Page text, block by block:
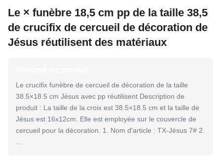
Le × funèbre 18,5 cm pp de la taille 38,5
de crucifix de cercueil de décoration de
Jésus réutilisent des matériaux
Le crucifix funèbre de cercueil de décoration de la taille
38.5×18.5 cm Jésus avec pp réutilisent Description de
produit : La taille de la croix est 38.5×18.5 cm et la taille de
Jésus est 16x12cm. Elle est employée sur le couvercle de
cercueil pour la décoration. 1. Nom d'article : TX-Jésus 7# 2.